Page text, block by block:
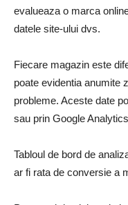
evalueaza o marca
datele site-ului dvs.
Fiecare magazin este
poate evidentia anumite
probleme. Aceste date
sau prin Google
Tabloul de bord de
ar fi rata de conversie a